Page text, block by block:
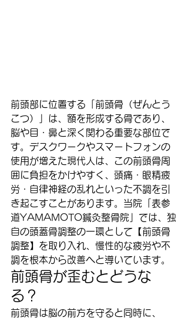
前頭部に位置する「前頭骨（ぜんとう
こつ）」は、額を形成する骨であり、
脳や目・鼻と深く関わる重要な部位で
す。デスクワークやスマートフォンの
使用が増えた現代人は、この前頭骨周
囲に負担をかけやすく、頭痛・眼精疲
労・自律神経の乱れといった不調を引
き起こすことがあります。当院「表参
道YAMAMOTO鍼灸整骨院」では、独
自の頭蓋骨調整の一環として【前頭骨
調整】を取り入れ、慢性的な疲労や不
調を根本から改善へと導いています。
前頭骨が歪むとどうな
る？
前頭骨は脳の前方を守ると同時に、